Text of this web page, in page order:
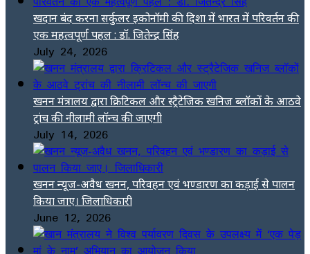
खदान बंद करना सर्कुलर इकोनॉमी की दिशा में भारत में परिवर्तन की
एक महत्वपूर्ण पहल : डॉ. जितेन्द्र सिंह
July 24, 2026
खनन मंत्रालय द्वारा क्रिटिकल और स्ट्रैटेजिक खनिज ब्लॉकों के आठवे
ट्रांच की नीलामी लॉन्च की जाएगी
July 14, 2026
खनन न्यूज-अवैध खनन, परिवहन एवं भण्डारण का कड़ाई से पालन
किया जाए। जिलाधिकारी
June 12, 2026